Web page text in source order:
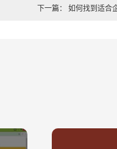
下一篇： 如何找到适合